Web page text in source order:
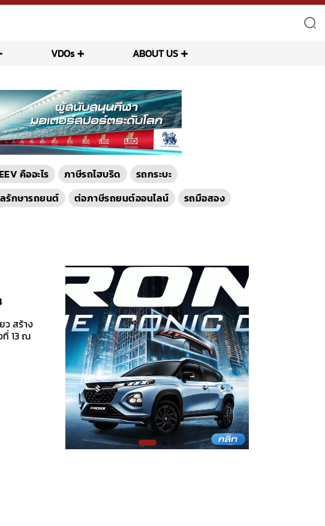
VDOs ABOUT US
คืออะไร ภาษีรถไฮบริด
รถกระบะ
รักษารถยนต์ ต่อภาษีรถยนต์ออนไลน์ รถมือสอง
ว สร้าง
ที่ 13 ณ